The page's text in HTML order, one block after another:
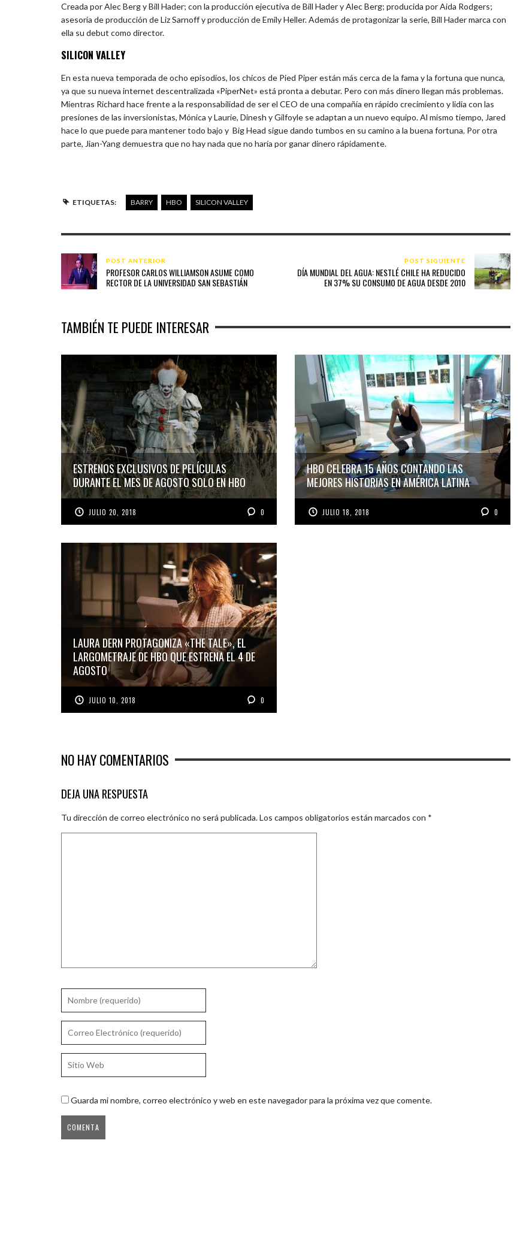
Creada por Alec Berg y Bill Hader; con la producción ejecutiva de Bill Hader y Alec Berg; producida por Aida Rodgers;
asesoría de producción de Liz Sarnoff y producción de Emily Heller. Además de protagonizar la serie, Bill Hader marca con
ella su debut como director.
SILICON VALLEY
En esta nueva temporada de ocho episodios, los chicos de Pied Piper están más cerca de la fama y la fortuna que nunca,
ya que su nueva internet descentralizada «PiperNet» está pronta a debutar. Pero con más dinero llegan más problemas.
Mientras Richard hace frente a la responsabilidad de ser el CEO de una compañía en rápido crecimiento y lidia con las
presiones de las inversionistas, Mónica y Laurie, Dinesh y Gilfoyle se adaptan a un nuevo equipo. Al mismo tiempo, Jared
hace lo que puede para mantener todo bajo y Big Head sigue dando tumbos en su camino a la buena fortuna. Por otra
parte, Jian-Yang demuestra que no hay nada que no haría por ganar dinero rápidamente.
ETIQUETAS: BARRY HBO SILICON VALLEY
POST ANTERIOR
PROFESOR CARLOS WILLIAMSON ASUME COMO
RECTOR DE LA UNIVERSIDAD SAN SEBASTIÁN
POST SIGUIENTE
DÍA MUNDIAL DEL AGUA: NESTLÉ CHILE HA REDUCIDO
EN 37% SU CONSUMO DE AGUA DESDE 2010
TAMBIÉN TE PUEDE INTERESAR
ESTRENOS EXCLUSIVOS DE PELÍCULAS
DURANTE EL MES DE AGOSTO SOLO EN HBO
JULIO 20, 2018 0
HBO CELEBRA 15 AÑOS CONTANDO LAS
MEJORES HISTORIAS EN AMÉRICA LATINA
JULIO 18, 2018 0
LAURA DERN PROTAGONIZA «THE TALE», EL
LARGOMETRAJE DE HBO QUE ESTRENA EL 4 DE
AGOSTO
JULIO 10, 2018 0
NO HAY COMENTARIOS
DEJA UNA RESPUESTA
Tu dirección de correo electrónico no será publicada.Los campos obligatorios están marcados con *
Guarda mi nombre, correo electrónico y web en este navegador para la próxima vez que comente.